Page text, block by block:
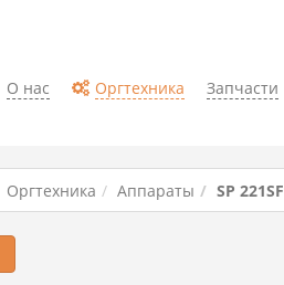
О нас Оргтехника Запчасти
Оргтехника Аппараты SP 221SF